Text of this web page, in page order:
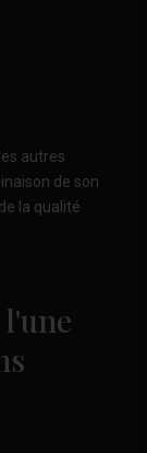
autres
de son
la qualité